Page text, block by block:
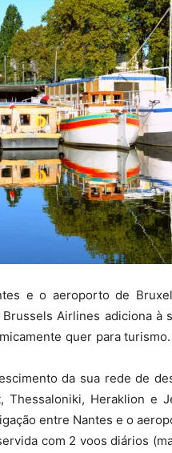
e o aeroporto de
Airlines adiciona à
quer para
da sua rede de
Thessaloniki, Heraklion e
entre Nantes e o
com 2 voos diários